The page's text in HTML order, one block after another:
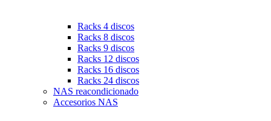
Racks 4 discos
Racks 8 discos
Racks 9 discos
Racks 12 discos
Racks 16 discos
Racks 24 discos
NAS reacondicionado
Accesorios NAS